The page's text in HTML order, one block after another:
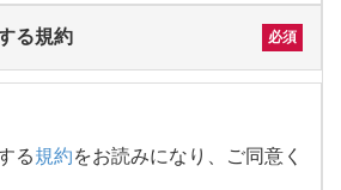
る規約
る規約をお読みになり、ご同意く